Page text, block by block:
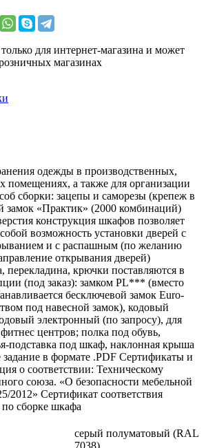
для интернет-магазина и может
магазинах
одежды в производственных,
помещениях, а также для организации
сборки: зацепы и саморезы (крепеж в
замок «Практик» (2000 комбинаций)
конструкция шкафов позволяет
возможность установки дверей с
и с распашным (по желанию
открывания дверей)
перекладина, крючки поставляются в
(под заказ): замком PL*** (вместо
бесключевой замок Euro-
под навесной замок), кодовый
электронный (по запросу), для
центров; полка под обувь,
подставка под шкаф, наклонная крыша
задание в формате .PDF Cертификаты и
о соответствии: Техническому
союза. «О безопасности мебельной
2012» Сертификат соответствия
сборке шкафа
серый полуматовый (RAL
7038)